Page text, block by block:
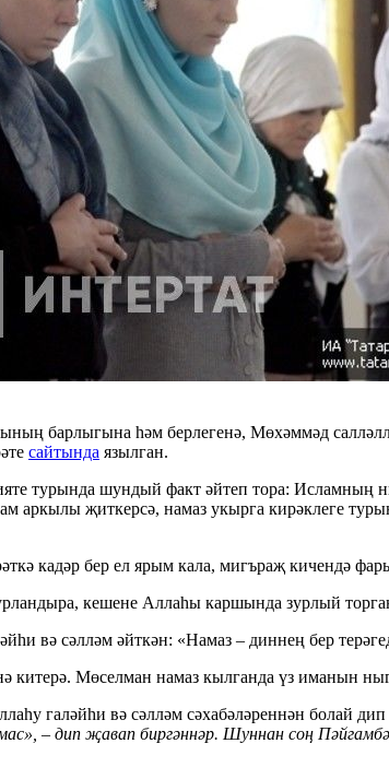
барлыгына һәм берлегенә, Мөхәммәд
сайтында язылган.
турында шундый факт әйтеп тора: Исламның
аркылы җиткерсә, намаз укырга кирәклеге
кадәр бер ел ярым кала, мигъраҗ кичендә
кешене Аллаһы каршында зурлый
вә сәлләм әйткән: «Намаз – диннең бер
китерә. Мөселман намаз кылганда үз иманын
галәйһи вә сәлләм сәхабәләреннән болай дип
– дип җавап биргәннәр. Шуннан соң